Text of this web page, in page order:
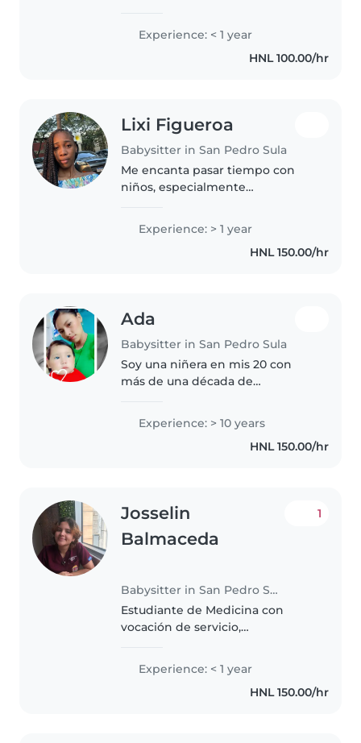
Bilingüe en español e inglés,
puedo ayudar con tareas
escolares y me llevo bien con
Experience: < 1 year
HNL 100.00/hr
Lixi Figueroa
Babysitter in San Pedro Sula
Me encanta pasar tiempo con
niños, especialmente
educación física y tengo
experiencia cuidando bebés,
niños pequeños y preescolares.
Experience: > 1 year
HNL 150.00/hr
Ada
Babysitter in San Pedro Sula
Soy una niñera en mis 20 con
más de una década de
pequeños y adolescentes. Me
encanta preparar meriendas,
ayudar con tareas escolares y
Experience: > 10 years
HNL 150.00/hr
Josselin
Balmaceda
Babysitter in San Pedro Sula
1
Estudiante de Medicina con
vocación de servicio,
niños. Me adapto con facilidad a
diferentes rutinas familiares,
Experience: < 1 year
HNL 150.00/hr